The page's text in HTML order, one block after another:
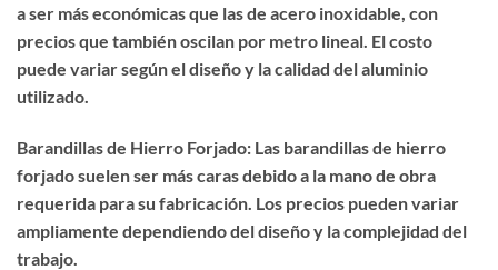
a ser más económicas que las de acero inoxidable, con
precios que también oscilan por metro lineal. El costo
puede variar según el diseño y la calidad del aluminio
utilizado.
Barandillas de Hierro Forjado: Las barandillas de hierro
forjado suelen ser más caras debido a la mano de obra
requerida para su fabricación. Los precios pueden variar
ampliamente dependiendo del diseño y la complejidad del
trabajo.